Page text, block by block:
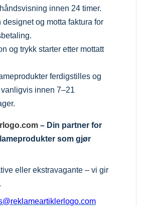
innen 24 timer.
designet og motta faktura for
og trykk starter etter mottatt
ferdigstilles og
innen 7–21
– Din partner for
som gjør
eller ekstravagante – vi gir